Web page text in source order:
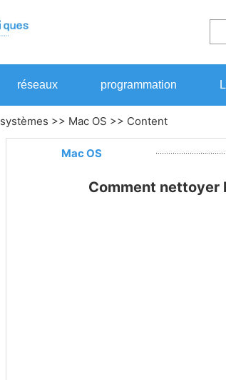
réseaux programmation
systèmes >> Mac OS >> Content
Mac OS
Comment nettoyer